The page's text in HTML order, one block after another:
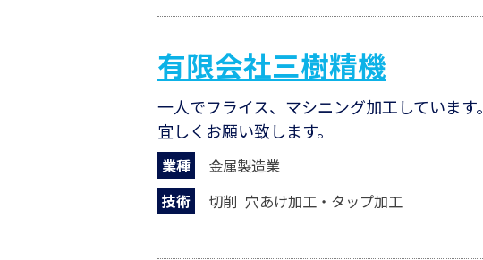
有限会社三樹精機
一人でフライス、マシニング加工しています。
宜しくお願い致します。
業種
金属製造業
技術
切削 穴あけ加工・タップ加工